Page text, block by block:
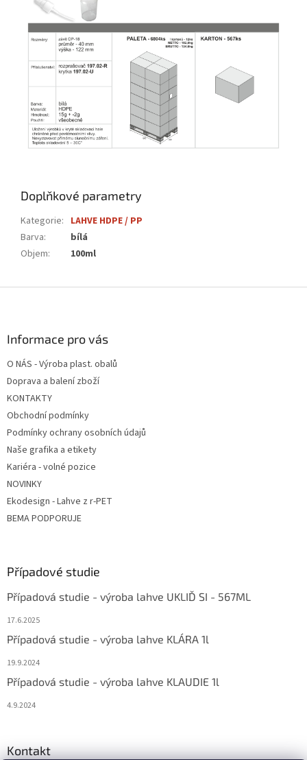
Doplňkové parametry
Kategorie: LAHVE HDPE / PP
Barva:
bílá
Objem: 100ml
Informace pro vás
O NÁS - Výroba plast. obalů
Doprava a balení zboží
KONTAKTY
Obchodní podmínky
Podmínky ochrany osobních údajů
Naše grafika a etikety
Kariéra - volné pozice
NOVINKY
Ekodesign - Lahve z r-PET
BEMA PODPORUJE
Případové studie
Případová studie - výroba lahve UKLIĎ SI - 567ML
17.6.2025
Případová studie - výroba lahve KLÁRA 1l
19.9.2024
Případová studie - výroba lahve KLAUDIE 1l
4.9.2024
Kontakt